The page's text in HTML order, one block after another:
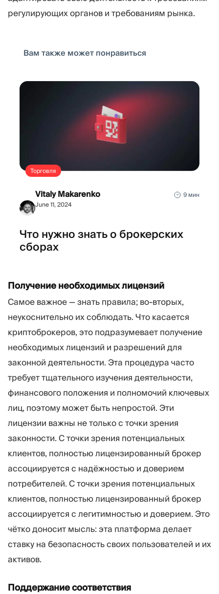
регулирующих органов и требованиям рынка.
Вам также может понравиться
Торговля
Vitaly Makarenko
June 11, 2024
9 мин
Что нужно знать о брокерских
сборах
Получение необходимых лицензий
Самое важное — знать правила; во-вторых,
неукоснительно их соблюдать. Что касается
криптоброкеров, это подразумевает получение
необходимых лицензий и разрешений для
законной деятельности. Эта процедура часто
требует тщательного изучения деятельности,
финансового положения и полномочий ключевых
лиц, поэтому может быть непростой. Эти
лицензии важны не только с точки зрения
законности. С точки зрения потенциальных
клиентов, полностью лицензированный брокер
ассоциируется с надёжностью и доверием
потребителей. С точки зрения потенциальных
клиентов, полностью лицензированный брокер
ассоциируется с легитимностью и доверием. Это
чётко доносит мысль: эта платформа делает
ставку на безопасность своих пользователей и их
активов.
Поддержание соответствия